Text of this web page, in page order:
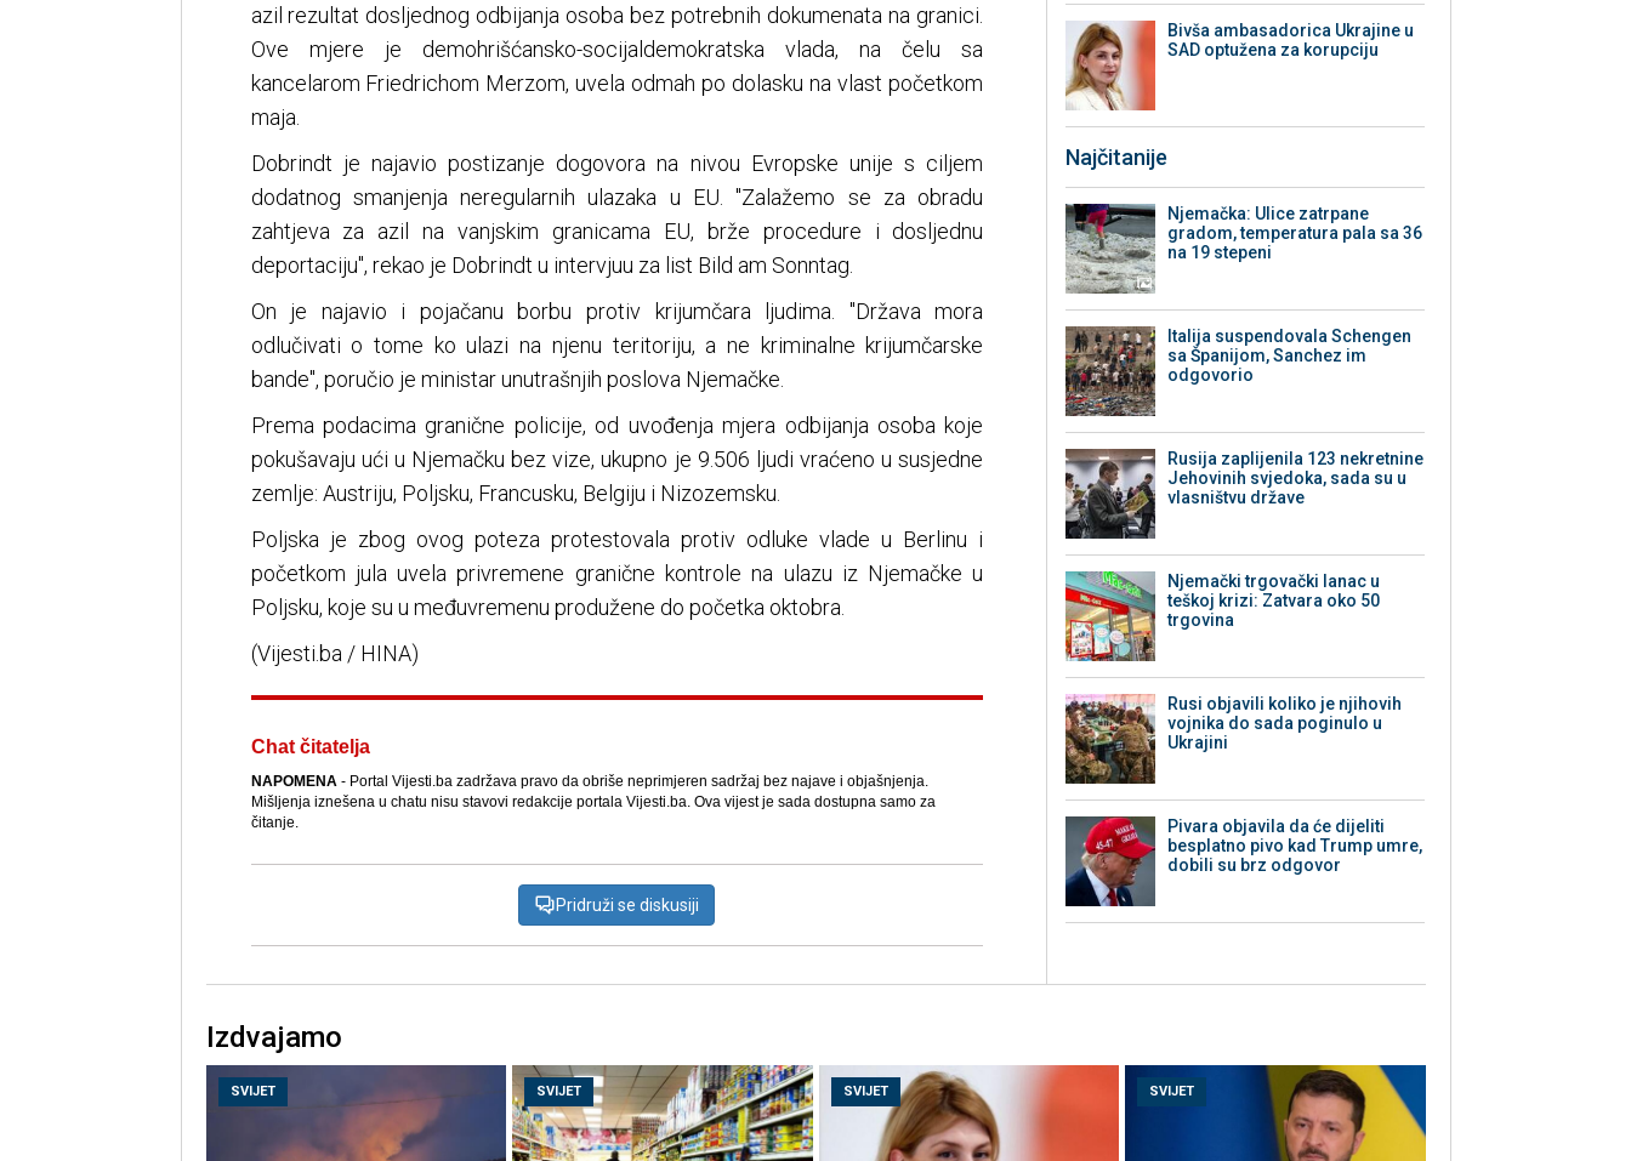
azil rezultat dosljednog odbijanja osoba bez potrebnih dokumenata na granici.
Ove mjere je demohrišćansko-socijaldemokratska vlada, na čelu sa
kancelarom Friedrichom Merzom, uvela odmah po dolasku na vlast početkom
maja.
Dobrindt je najavio postizanje dogovora na nivou Evropske unije s ciljem
dodatnog smanjenja neregularnih ulazaka u EU. "Zalažemo se za obradu
zahtjeva za azil na vanjskim granicama EU, brže procedure i dosljednu
deportaciju", rekao je Dobrindt u intervjuu za list Bild am Sonntag.
On je najavio i pojačanu borbu protiv krijumčara ljudima. "Država mora
odlučivati o tome ko ulazi na njenu teritoriju, a ne kriminalne krijumčarske
bande", poručio je ministar unutrašnjih poslova Njemačke.
Prema podacima granične policije, od uvođenja mjera odbijanja osoba koje
pokušavaju ući u Njemačku bez vize, ukupno je 9.506 ljudi vraćeno u susjedne
zemlje: Austriju, Poljsku, Francusku, Belgiju i Nizozemsku.
Poljska je zbog ovog poteza protestovala protiv odluke vlade u Berlinu i
početkom jula uvela privremene granične kontrole na ulazu iz Njemačke u
Poljsku, koje su u međuvremenu produžene do početka oktobra.
(Vijesti.ba / HINA)
Chat čitatelja
NAPOMENA- Portal Vijesti.ba zadržava pravo da obriše neprimjeren sadržaj bez najave i objašnjenja.
Mišljenja iznešena u chatu nisu stavovi redakcije portala Vijesti.ba. Ova vijest je sada dostupna samo za
čitanje.
Pridruži se diskusiji
Bivša ambasadorica Ukrajine u
SAD optužena za korupciju
Najčitanije
Njemačka: Ulice zatrpane
gradom, temperatura pala sa 36
na 19 stepeni
Italija suspendovala Schengen
sa Španijom, Sanchez im
odgovorio
Rusija zaplijenila 123 nekretnine
Jehovinih svjedoka, sada su u
vlasništvu države
Njemački trgovački lanac u
teškoj krizi: Zatvara oko 50
trgovina
Rusi objavili koliko je njihovih
vojnika do sada poginulo u
Ukrajini
Pivara objavila da će dijeliti
besplatno pivo kad Trump umre,
dobili su brz odgovor
Izdvajamo
SVIJET SVIJET SVIJET SVIJET